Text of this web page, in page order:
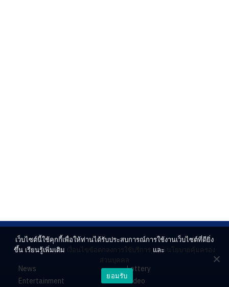
News
Entertainment
Lottery
Video
เว็บไซต์นี้ใช้คุกกี้เพื่อให้ท่านได้รับประสบการณ์การใช้งานเว็บไซต์ที่ดียิ่ง
ขึ้น เรียนรู้เพิ่มเติม เงื่อนไขข้อตกลงการใช้บริการ และ นโยบายคุ้มครอง
ส่วนบุคคล
ยอมรับ